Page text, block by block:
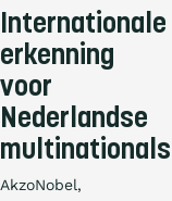
Internationale
erkenning
voor
Nederlandse
multinationals
AkzoNobel,